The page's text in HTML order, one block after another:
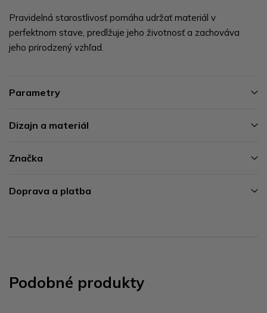
Pravidelná starostlivosť pomáha udržať materiál v
perfektnom stave, predlžuje jeho životnosť a zachováva
jeho prirodzený vzhľad.
Parametry
Dizajn a materiál
Značka
Doprava a platba
Podobné produkty